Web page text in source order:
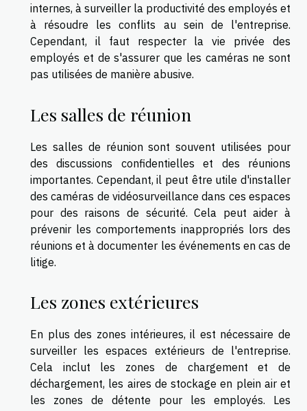
internes, à surveiller la productivité des employés et
à résoudre les conflits au sein de l'entreprise.
Cependant, il faut respecter la vie privée des
employés et de s'assurer que les caméras ne sont
pas utilisées de manière abusive.
Les salles de réunion
Les salles de réunion sont souvent utilisées pour
des discussions confidentielles et des réunions
importantes. Cependant, il peut être utile d'installer
des caméras de vidéosurveillance dans ces espaces
pour des raisons de sécurité. Cela peut aider à
prévenir les comportements inappropriés lors des
réunions et à documenter les événements en cas de
litige.
Les zones extérieures
En plus des zones intérieures, il est nécessaire de
surveiller les espaces extérieurs de l'entreprise.
Cela inclut les zones de chargement et de
déchargement, les aires de stockage en plein air et
les zones de détente pour les employés. Les